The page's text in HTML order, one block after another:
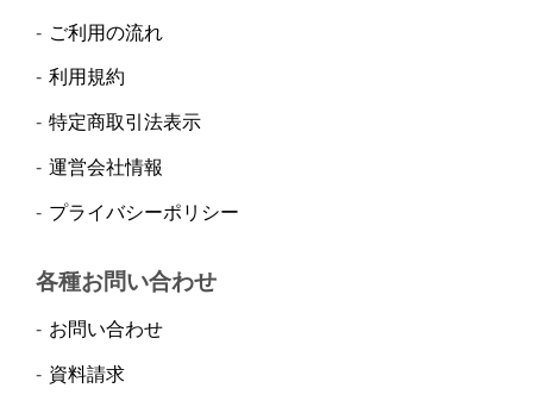
ご利用の流れ
利用規約
特定商取引法表示
運営会社情報
プライバシーポリシー
各種お問い合わせ
お問い合わせ
資料請求